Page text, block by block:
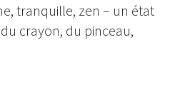
tranquille, zen – un état
crayon, du pinceau,